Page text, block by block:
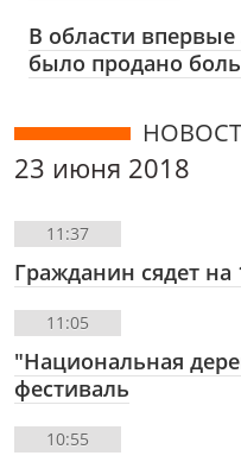
В области впервые
было продано
23 июня 2018
11:37
Гражданин сядет на
11:05
"Национальная
фестиваль
10:55